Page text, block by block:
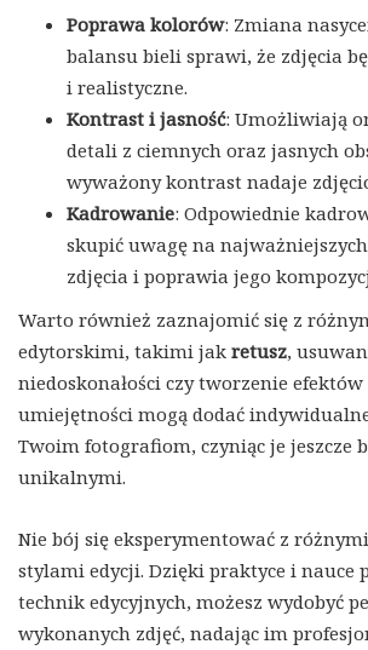
Poprawa kolorów: Zmiana
balansu bieli sprawi, że zdjęcia
i realistyczne.
Kontrast i jasność: Umożliwiają
detali z ciemnych oraz jasnych
wyważony kontrast nadaje
Kadrowanie: Odpowiednie
skupić uwagę na
zdjęcia i poprawia jego
Warto również zaznajomić się z
edytorskimi, takimi jak retusz,
niedoskonałości czy tworzenie efektów
umiejętności mogą dodać
Twoim fotografiom, czyniąc je jeszcze
unikalnymi.
Nie bój się eksperymentować z
stylami edycji. Dzięki praktyce i nauce
technik edycyjnych, możesz wydobyć
wykonanych zdjęć, nadając im